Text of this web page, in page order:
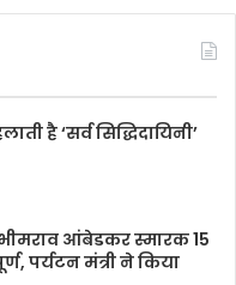
है ‘सर्व सिद्धिदायिनी’
आंबेडकर स्मारक 15
पर्यटन मंत्री ने किया